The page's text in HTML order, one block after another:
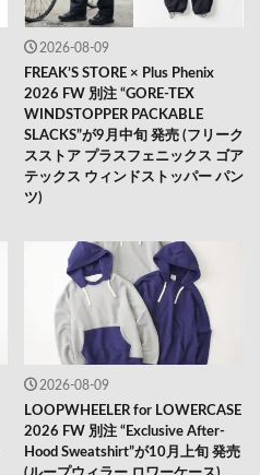
2026-08-09
FREAK’S STORE × Plus Phenix
2026 FW 別注 “GORE-TEX
WINDSTOPPER PACKABLE
SLACKS”が9月中旬 発売 (フリーク
スストア プラスフェニックス ゴア
テックス ウィンドストッパー パン
ツ)
2026-08-09
LOOPWHEELER for LOWERCASE
2026 FW 別注 “Exclusive After-
Hood Sweatshirt”が10月上旬 発売